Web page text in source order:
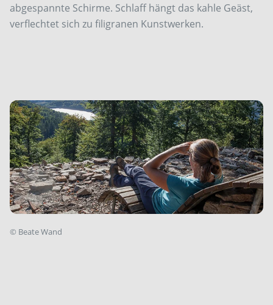
abgespannte Schirme. Schlaff hängt das kahle Geäst,
verflechtet sich zu filigranen Kunstwerken.
© Beate Wand